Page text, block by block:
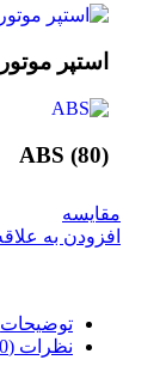
استپر موتور
ABS (80)
مقایسه
افزودن به
توضیحات
نظرات (0)